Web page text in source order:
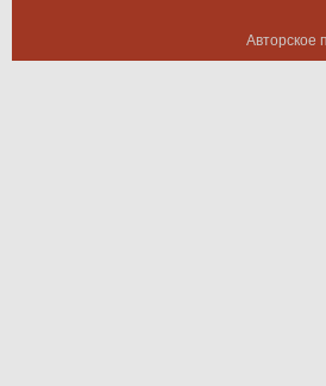
Авторское